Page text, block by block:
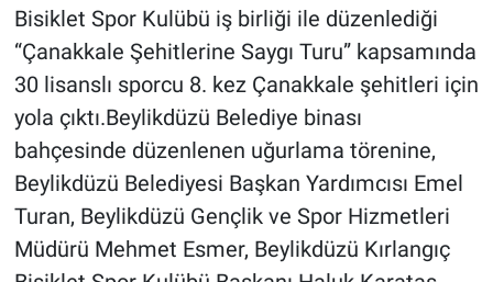
Bisiklet Spor Kulübü iş birliği ile düzenlediği
“Çanakkale Şehitlerine Saygı Turu” kapsamında
30 lisanslı sporcu 8. kez Çanakkale şehitleri için
yola çıktı.Beylikdüzü Belediye binası
bahçesinde düzenlenen uğurlama törenine,
Beylikdüzü Belediyesi Başkan Yardımcısı Emel
Turan, Beylikdüzü Gençlik ve Spor Hizmetleri
Müdürü Mehmet Esmer, Beylikdüzü Kırlangıç